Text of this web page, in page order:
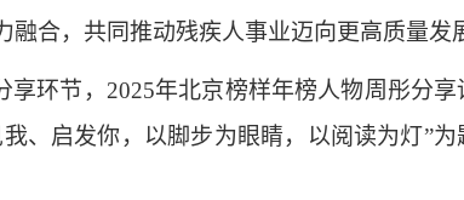
融合，共同推动残疾人事业迈向更高质量发
环节，2025年北京榜样年榜人物周彤分
、启发你，以脚步为眼睛，以阅读为灯”